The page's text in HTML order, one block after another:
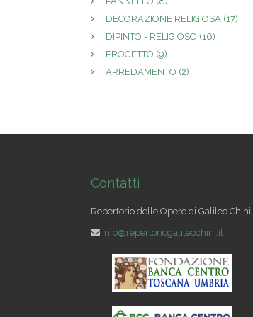
DECORAZIONE RELIGIOSA (17)
DIPINTO - RELIGIOSO (16)
PROGETTO (9)
ARREDAMENTO (2)
Contatti
Repertorio delle Opere di Galileo Chini.
info@repertoriogalileochini.it